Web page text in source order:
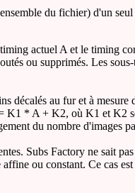
du fichier) d'un
actuel A et le timing
ou supprimés. Les
décalés au fur et à
* A + K2, où K1 et K2
du nombre d'images
Subs Factory ne sait
ou constant. Ce cas est